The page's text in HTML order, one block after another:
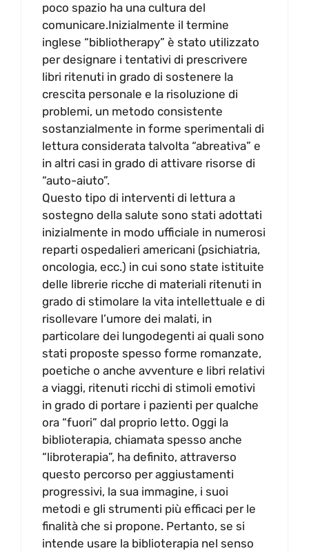
poco spazio ha una cultura del
comunicare.Inizialmente il termine
inglese “bibliotherapy” è stato utilizzato
per designare i tentativi di prescrivere
libri ritenuti in grado di sostenere la
crescita personale e la risoluzione di
problemi, un metodo consistente
sostanzialmente in forme sperimentali di
lettura considerata talvolta “abreativa” e
in altri casi in grado di attivare risorse di
“auto-aiuto”.
Questo tipo di interventi di lettura a
sostegno della salute sono stati adottati
inizialmente in modo ufficiale in numerosi
reparti ospedalieri americani (psichiatria,
oncologia, ecc.) in cui sono state istituite
delle librerie ricche di materiali ritenuti in
grado di stimolare la vita intellettuale e di
risollevare l’umore dei malati, in
particolare dei lungodegenti ai quali sono
stati proposte spesso forme romanzate,
poetiche o anche avventure e libri relativi
a viaggi, ritenuti ricchi di stimoli emotivi
in grado di portare i pazienti per qualche
ora “fuori” dal proprio letto. Oggi la
biblioterapia, chiamata spesso anche
“libroterapia”, ha definito, attraverso
questo percorso per aggiustamenti
progressivi, la sua immagine, i suoi
metodi e gli strumenti più efficaci per le
finalità che si propone. Pertanto, se si
intende usare la biblioterapia nel senso